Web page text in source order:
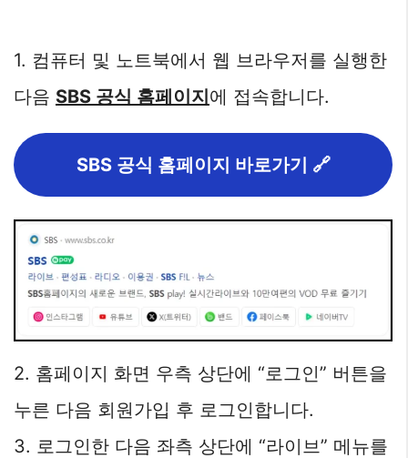
1. 컴퓨터 및 노트북에서 웹 브라우저를 실행한
다음 SBS 공식 홈페이지에 접속합니다.
SBS 공식 홈페이지 바로가기 🔗
2. 홈페이지 화면 우측 상단에 “로그인” 버튼을
누른 다음 회원가입 후 로그인합니다.
3. 로그인한 다음 좌측 상단에 “라이브” 메뉴를